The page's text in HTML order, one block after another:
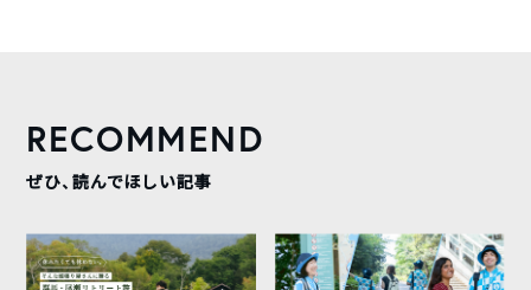
RECOMMEND
ぜひ、読んでほしい記事